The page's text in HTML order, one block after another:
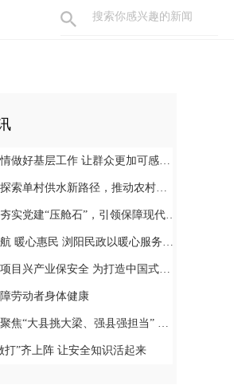
做好基层工作 让群众更加可感可及
单村供水新路径，推动农村安全饮水提质升级
党建“压舱石”，引领保障现代化建设新征程
暖心惠民 浏阳民政以暖心服务书写惠民答卷
产业保安全 为打造中国式现代化县域示范作出更大贡献
劳动者身体健康
县挑大梁、强县强担当” 保持定力真抓实干奋发作为
打”齐上阵 让安全知识活起来